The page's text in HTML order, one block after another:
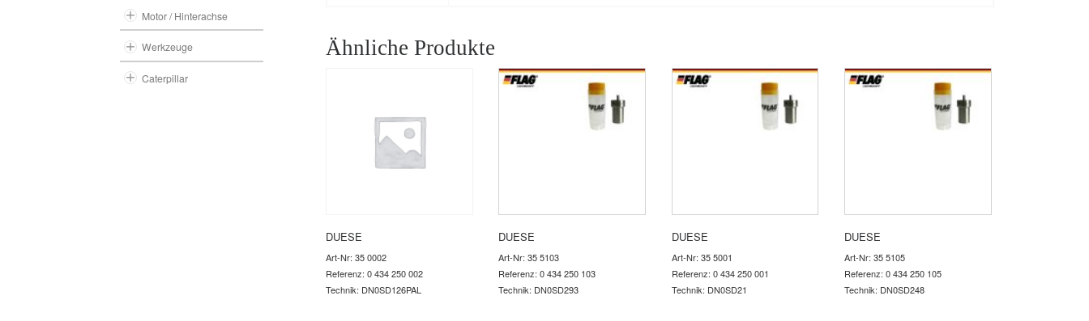
Ähnliche Produkte
DUESE
Art-Nr: 35 0002
Referenz: 0 434 250 002
Technik: DN0SD126PAL
DUESE
Art-Nr: 35 5103
Referenz: 0 434 250 103
Technik: DN0SD293
DUESE
Art-Nr: 35 5001
Referenz: 0 434 250 001
Technik: DN0SD21
DUESE
Art-Nr: 35 5105
Referenz: 0 434 250 105
Technik: DN0SD248
Motor / Hinterachse
Werkzeuge
Caterpillar